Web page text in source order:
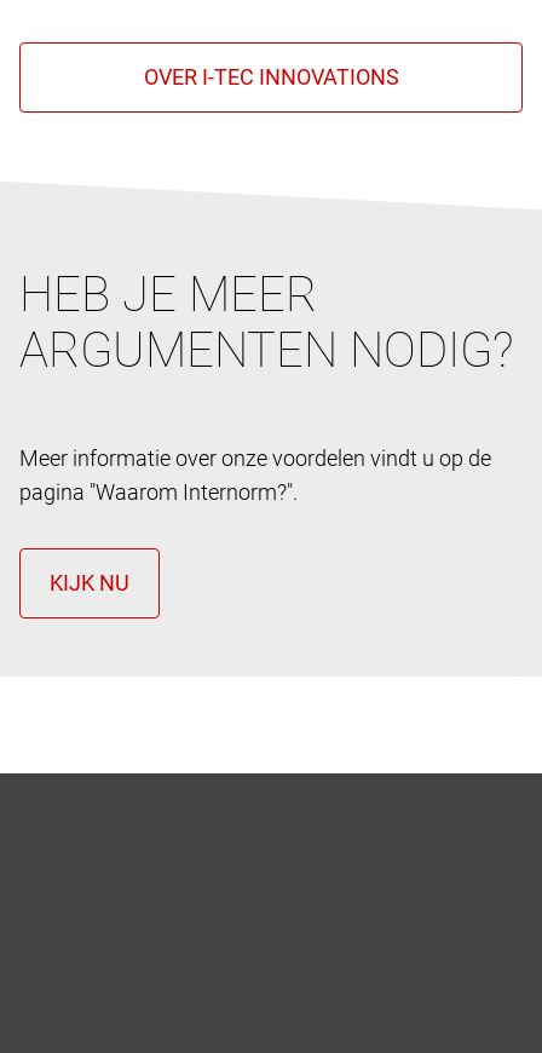
HEB JE MEER
ARGUMENTEN NODIG?
Meer informatie over onze voordelen vindt u op de
pagina "Waarom Internorm?".